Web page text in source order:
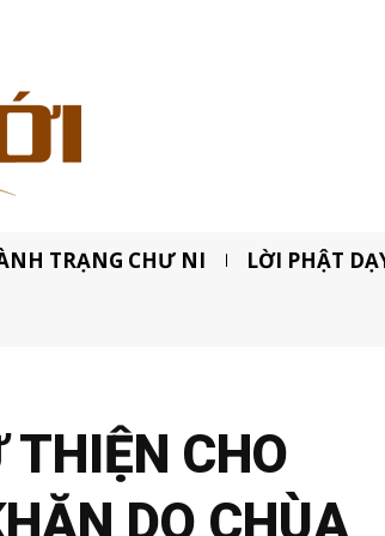
TRẠNG CHƯ NI LỜI PHẬT
CHO
DO CHÙA